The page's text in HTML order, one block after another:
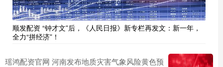
顺发配资 “钟才文”后，《人民日报》新专栏再发文：新一年，
全力“拼经济”！
瑶鸿配资官网 河南发布地质灾害气象风险黄色预